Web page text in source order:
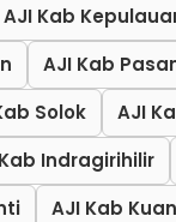
AJI Kab
AJI Kab
Solok AJI
Indragirihilir
AJI Kab